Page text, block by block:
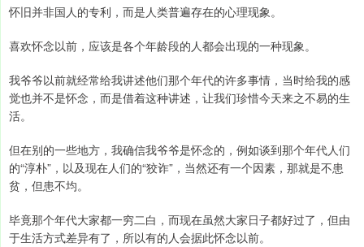
怀旧并非国人的专利，而是人类普遍存在的心理现象。
喜欢怀念以前，应该是各个年龄段的人都会出现的一种现象。
我爷爷以前就经常给我讲述他们那个年代的许多事情，当时给我的感
觉也并不是怀念，而是借着这种讲述，让我们珍惜今天来之不易的生
活。
但在别的一些地方，我确信我爷爷是怀念的，例如谈到那个年代人们
的“淳朴”，以及现在人们的“狡诈”，当然还有一个因素，那就是不患
贫，但患不均。
毕竟那个年代大家都一穷二白，而现在虽然大家日子都好过了，但由
于生活方式差异有了，所以有的人会据此怀念以前。